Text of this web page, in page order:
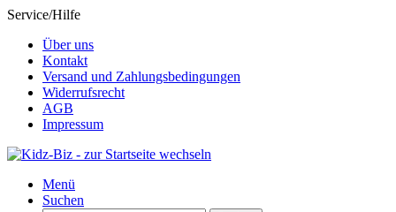
Service/Hilfe
Über uns
Kontakt
Versand und Zahlungsbedingungen
Widerrufsrecht
AGB
Impressum
Menü
Suchen